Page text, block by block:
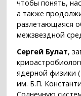
чтобы понять,
а также
разлетающаяся
межзвездной
Сергей Булат,
ядерной физики
им. Б.П.
Солнечную